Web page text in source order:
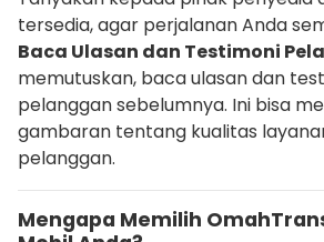
tersedia, agar perjalanan Anda
Baca Ulasan dan Testimoni
memutuskan, baca ulasan dan
pelanggan sebelumnya. Ini bisa
gambaran tentang kualitas
pelanggan.
Mengapa Memilih